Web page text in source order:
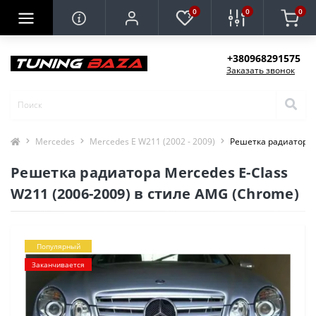
0 0 0
+380968291575
Заказать звонок
Mercedes Mercedes E W211 (2002 - 2009) Решетка радиатора
Решетка радиатора Mercedes E-Class
W211 (2006-2009) в стиле AMG (Chrome)
Популярный
Заканчивается